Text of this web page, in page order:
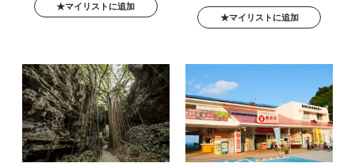
マイリストに追加
マイリストに追加